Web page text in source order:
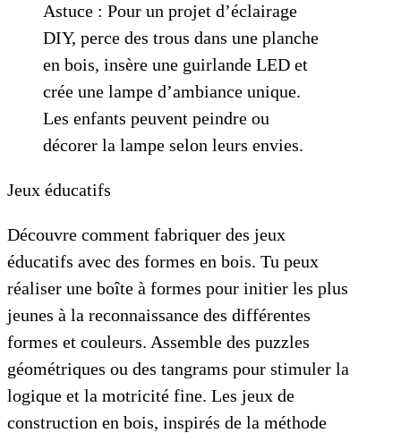
Astuce : Pour un projet d’éclairage
DIY, perce des trous dans une planche
en bois, insère une guirlande LED et
crée une lampe d’ambiance unique.
Les enfants peuvent peindre ou
décorer la lampe selon leurs envies.
Jeux éducatifs
Découvre comment fabriquer des jeux
éducatifs avec des formes en bois. Tu peux
réaliser une boîte à formes pour initier les plus
jeunes à la reconnaissance des différentes
formes et couleurs. Assemble des puzzles
géométriques ou des tangrams pour stimuler la
logique et la motricité fine. Les jeux de
construction en bois, inspirés de la méthode